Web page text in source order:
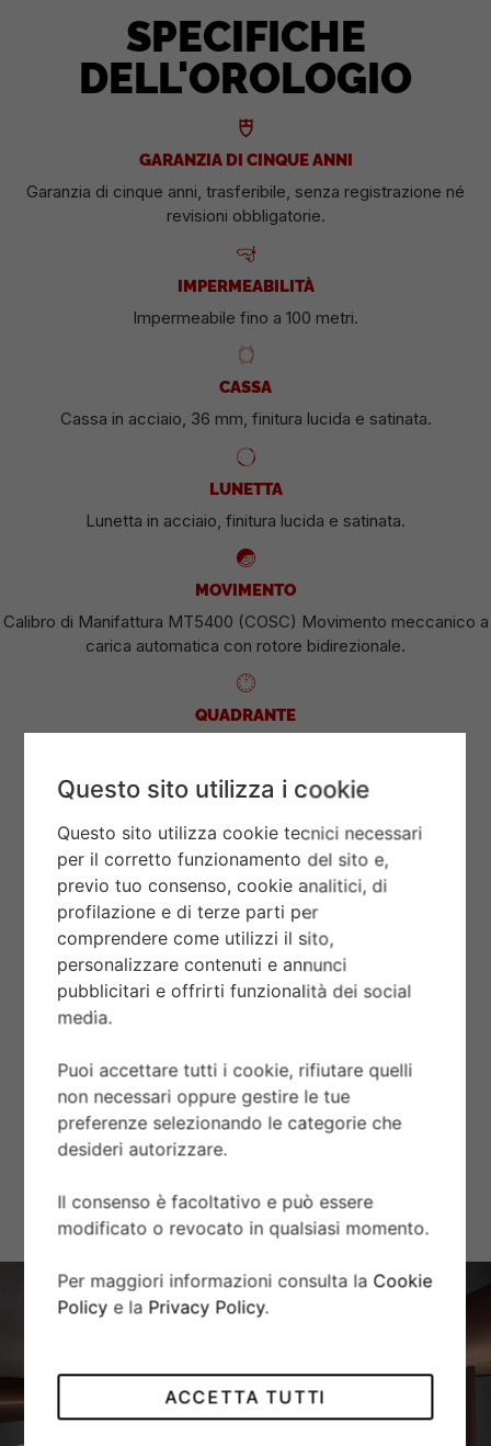
SPECIFICHE
DELL'OROLOGIO
GARANZIA DI CINQUE ANNI
Garanzia di cinque anni, trasferibile, senza registrazione né
revisioni obbligatorie.
IMPERMEABILITÀ
Impermeabile fino a 100 metri.
CASSA
Cassa in acciaio, 36 mm, finitura lucida e satinata.
LUNETTA
Lunetta in acciaio, finitura lucida e satinata.
MOVIMENTO
Calibro di Manifattura MT5400 (COSC) Movimento meccanico a
carica automatica con rotore bidirezionale.
QUADRANTE
CORONA DI CARICA
Corona di carica a vite con la rosa TUDOR in rilievo.
VETRO
Vetro zaffiro piatto.
Autonomia di circa 70 ore.
BRACCIALE
pieghevole TUDOR “T-fit” e fermaglio di sicurezza.
Questo sito utilizza i cookie
Questo sito utilizza cookie tecnici necessari
per il corretto funzionamento del sito e,
previo tuo consenso, cookie analitici, di
profilazione e di terze parti per
comprendere come utilizzi il sito,
personalizzare contenuti e annunci
pubblicitari e offrirti funzionalità dei social
media.
Puoi accettare tutti i cookie, rifiutare quelli
non necessari oppure gestire le tue
preferenze selezionando le categorie che
desideri autorizzare.
Il consenso è facoltativo e può essere
modificato o revocato in qualsiasi momento.
Per maggiori informazioni consulta la Cookie
Policy e la Privacy Policy.
ACCETTA TUTTI